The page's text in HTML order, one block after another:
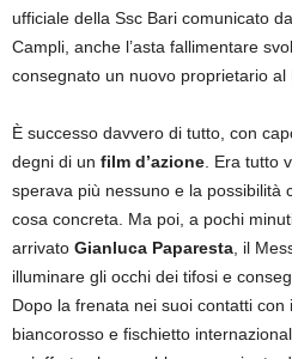
ufficiale della Ssc Bari comunicato
Campli, anche l’asta fallimentare
consegnato un nuovo proprietario al
È successo davvero di tutto, con
degni di un film d’azione . Era tutto
sperava più nessuno e la possibilità
cosa concreta. Ma poi, a pochi
arrivato Gianluca Paparesta , il
illuminare gli occhi dei tifosi e
Dopo la frenata nei suoi contatti con
biancorosso e fischietto